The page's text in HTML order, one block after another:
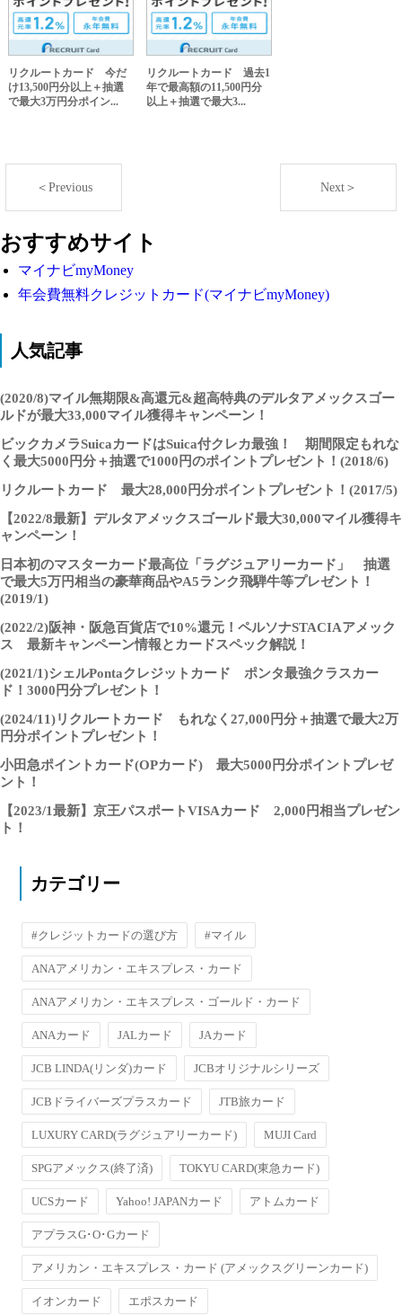
リクルートカード 今だ
け13,500円分以上＋抽選
で最大3万円分ポイン...
リクルートカード 過去1
年で最高額の11,500円分
以上＋抽選で最大3...
＜Previous Next＞
おすすめサイト
マイナビmyMoney
年会費無料クレジットカード(マイナビmyMoney)
人気記事
(2020/8)マイル無期限&高還元&超高特典のデルタアメックスゴー
ルドが最大33,000マイル獲得キャンペーン！
ビックカメラSuicaカードはSuica付クレカ最強！ 期間限定もれな
く最大5000円分＋抽選で1000円のポイントプレゼント！(2018/6)
リクルートカード 最大28,000円分ポイントプレゼント！(2017/5)
【2022/8最新】デルタアメックスゴールド最大30,000マイル獲得キ
ャンペーン！
日本初のマスターカード最高位「ラグジュアリーカード」 抽選
で最大5万円相当の豪華商品やA5ランク飛騨牛等プレゼント！
(2019/1)
(2022/2)阪神・阪急百貨店で10%還元！ペルソナSTACIAアメック
ス 最新キャンペーン情報とカードスペック解説！
(2021/1)シェルPontaクレジットカード ポンタ最強クラスカー
ド！3000円分プレゼント！
(2024/11)リクルートカード もれなく27,000円分＋抽選で最大2万
円分ポイントプレゼント！
小田急ポイントカード(OPカード) 最大5000円分ポイントプレゼ
ント！
【2023/1最新】京王パスポートVISAカード 2,000円相当プレゼン
ト！
カテゴリー
#クレジットカードの選び方 #マイル
ANAアメリカン・エキスプレス・カード
ANAアメリカン・エキスプレス・ゴールド・カード
ANAカード JALカード JAカード
JCB LINDA(リンダ)カード JCBオリジナルシリーズ
JCBドライバーズプラスカード JTB旅カード
LUXURY CARD(ラグジュアリーカード) MUJI Card
SPGアメックス(終了済) TOKYU CARD(東急カード)
UCSカード Yahoo! JAPANカード アトムカード
アプラスG･O･Gカード
アメリカン・エキスプレス・カード (アメックスグリーンカード)
イオンカード エポスカード